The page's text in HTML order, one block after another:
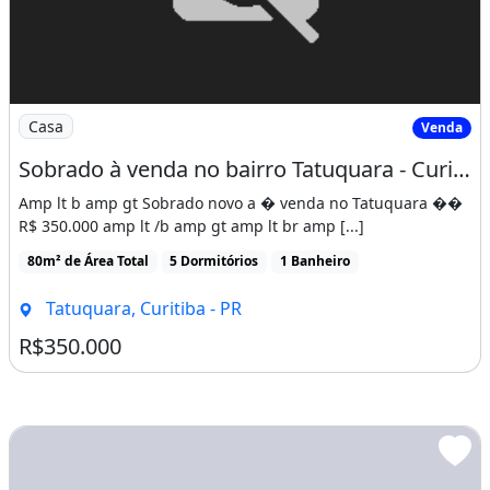
Perto De Escolas
Perto De Transporte Público
Ano De Construção: 2007
Área de serviço
Imagem: Sobrado à venda no bairro Tatuquara - Curitiba/
Casa Venda
Sobrado à venda no bairro Tatuquara - Curitiba/PR
Amp lt b amp gt Sobrado novo a � venda no Tatuquara ��
R$ 350.000 amp lt /b amp gt amp lt br amp [...]
80m² de Área Total 5 Dormitórios 1 Banheiro
Tatuquara, Curitiba - PR
R$350.000